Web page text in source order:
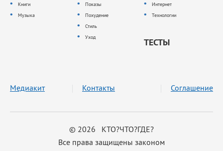
Книги
Музыка
Показы
Похудение
Стиль
Уход
Интернет
Технологии
ТЕСТЫ
© 2026 КТО?ЧТО?ГДЕ?
Все права защищены законом
Медиакит Контакты Соглашение